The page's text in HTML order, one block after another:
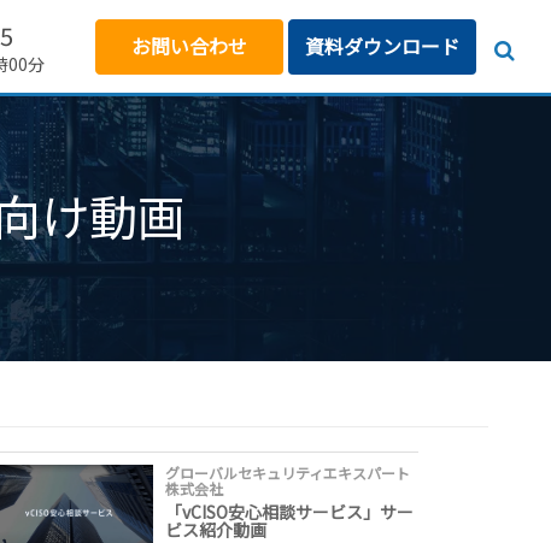
00分
お問い合わせ 資料ダウンロード
け動画
グローバルセキュリティエキスパート
株式会社
「vCISO安心相談サービス」サー
ビス紹介動画